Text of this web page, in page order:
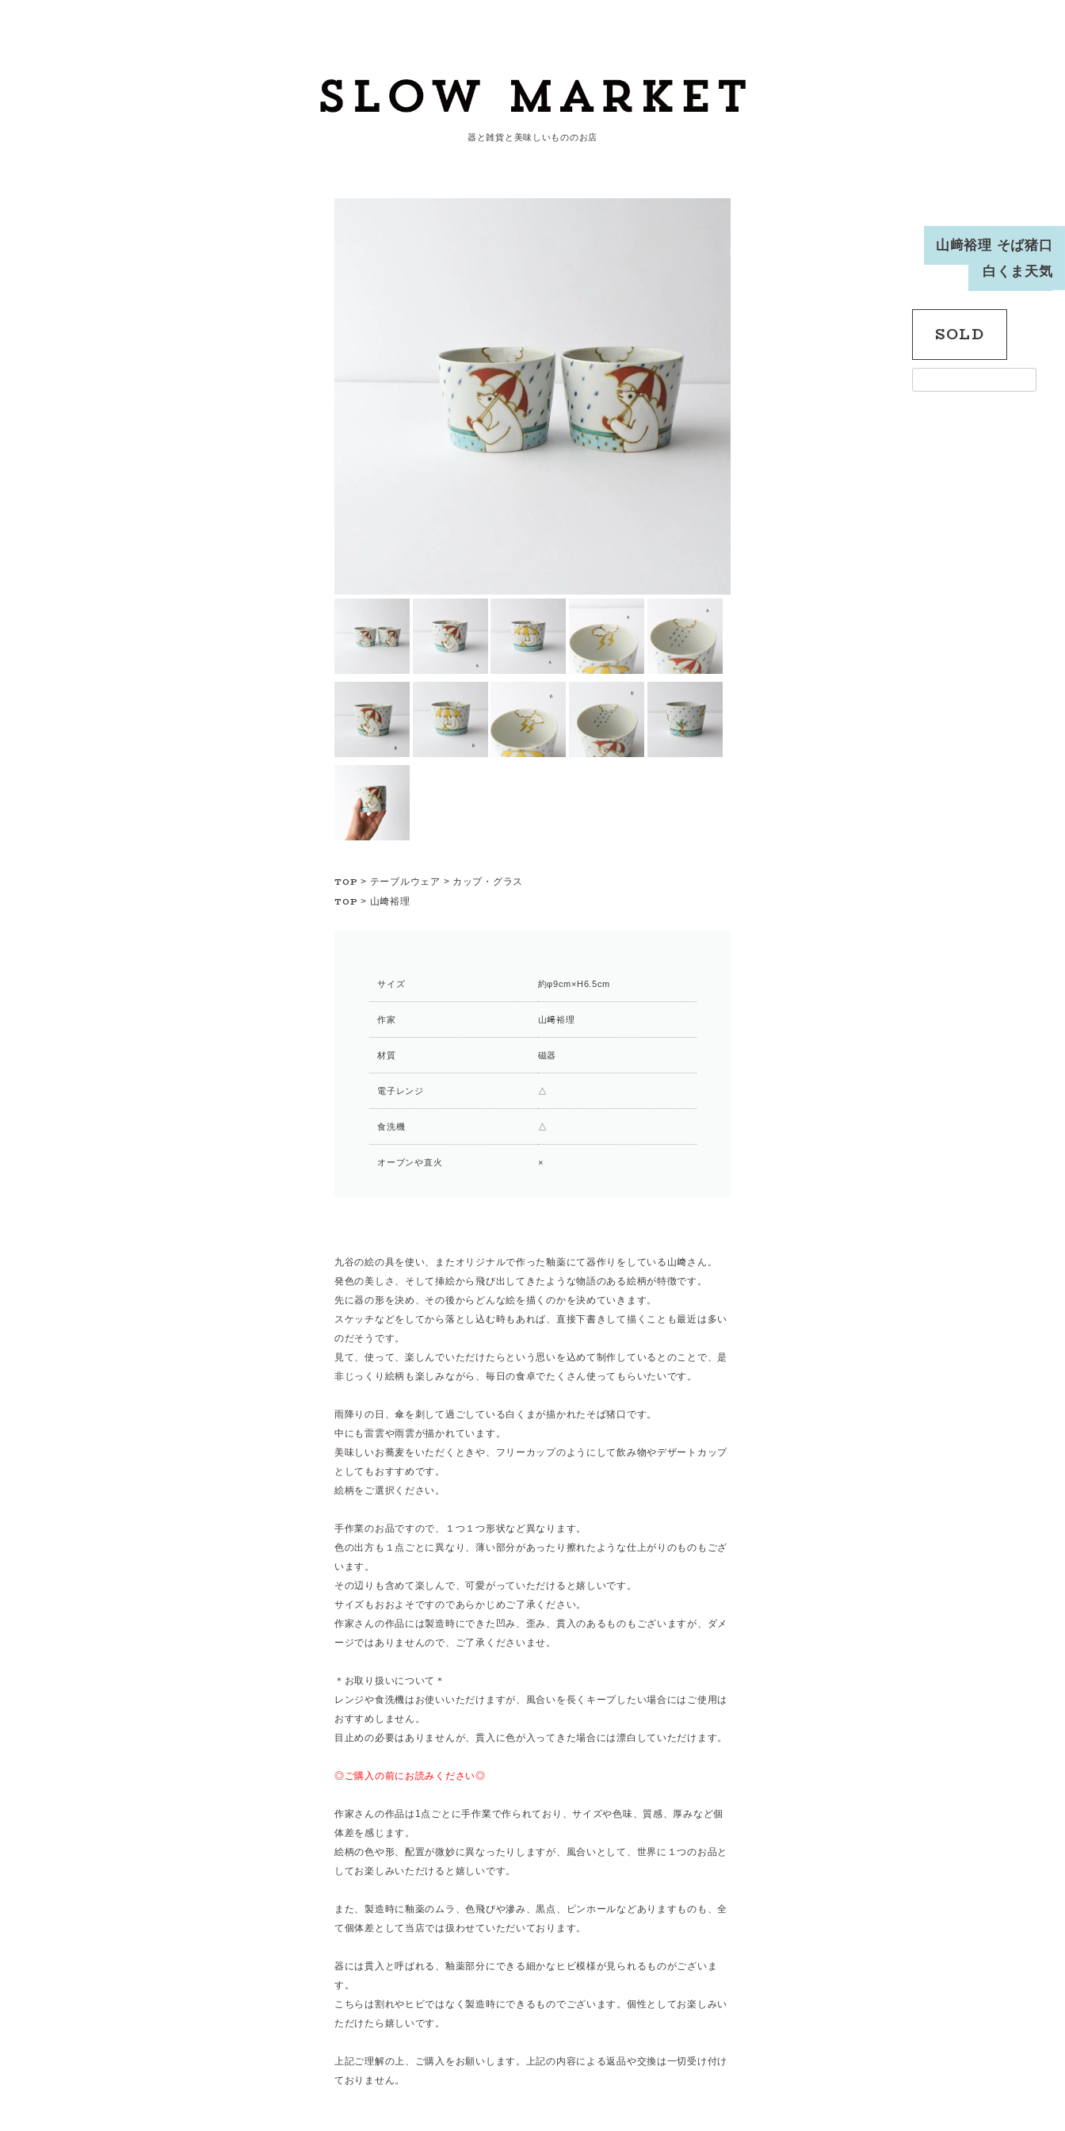
器と雑貨と美味しいもののお店
TOP > テーブルウェア > カップ・グラス
TOP > 山﨑裕理
山﨑裕理 そば猪口
白くま天気
SOLD
サイズ 約φ9cm×H6.5cm
作家 山﨑裕理
材質 磁器
電子レンジ △
食洗機 △
オーブンや直火 ×
九谷の絵の具を使い、またオリジナルで作った釉薬にて器作りをしている山﨑さん。
発色の美しさ、そして挿絵から飛び出してきたような物語のある絵柄が特徴です。
先に器の形を決め、その後からどんな絵を描くのかを決めていきます。
スケッチなどをしてから落とし込む時もあれば、直接下書きして描くことも最近は多い
のだそうです。
見て、使って、楽しんでいただけたらという思いを込めて制作しているとのことで、是
非じっくり絵柄も楽しみながら、毎日の食卓でたくさん使ってもらいたいです。
雨降りの日、傘を刺して過ごしている白くまが描かれたそば猪口です。
中にも雷雲や雨雲が描かれています。
美味しいお蕎麦をいただくときや、フリーカップのようにして飲み物やデザートカップ
としてもおすすめです。
絵柄をご選択ください。
手作業のお品ですので、１つ１つ形状など異なります。
色の出方も１点ごとに異なり、薄い部分があったり擦れたような仕上がりのものもござ
います。
その辺りも含めて楽しんで、可愛がっていただけると嬉しいです。
サイズもおおよそですのであらかじめご了承ください。
作家さんの作品には製造時にできた凹み、歪み、貫入のあるものもございますが、ダメ
ージではありませんので、ご了承くださいませ。
＊お取り扱いについて＊
レンジや食洗機はお使いいただけますが、風合いを長くキープしたい場合にはご使用は
おすすめしません。
目止めの必要はありませんが、貫入に色が入ってきた場合には漂白していただけます。
◎ご購入の前にお読みください◎
作家さんの作品は1点ごとに手作業で作られており、サイズや色味、質感、厚みなど個
体差を感じます。
絵柄の色や形、配置が微妙に異なったりしますが、風合いとして、世界に１つのお品と
してお楽しみいただけると嬉しいです。
また、製造時に釉薬のムラ、色飛びや滲み、黒点、ピンホールなどありますものも、全
て個体差として当店では扱わせていただいております。
器には貫入と呼ばれる、釉薬部分にできる細かなヒビ模様が見られるものがございま
す。
こちらは割れやヒビではなく製造時にできるものでございます。個性としてお楽しみい
ただけたら嬉しいです。
上記ご理解の上、ご購入をお願いします。上記の内容による返品や交換は一切受け付け
ておりません。